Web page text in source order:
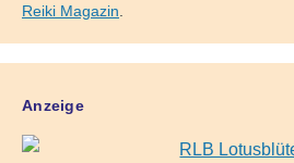
Reiki Magazin.
Anzeige